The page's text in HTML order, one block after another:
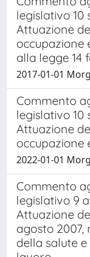
legislativo 10
Attuazione
occupazione
alla legge 14
2017-01-01
Commento
legislativo 10
Attuazione
occupazione
2022-01-01
Commento
legislativo 9
Attuazione
agosto 2007,
della salute